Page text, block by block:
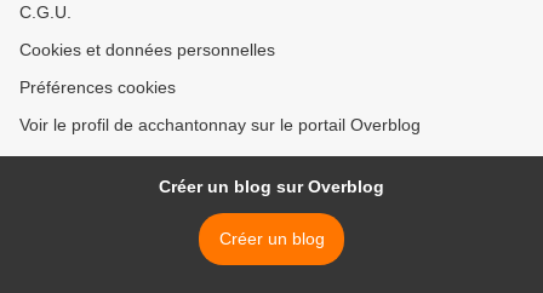
C.G.U.
Cookies et données personnelles
Préférences cookies
Voir le profil de acchantonnay sur le portail Overblog
Créer un blog sur Overblog
Créer un blog